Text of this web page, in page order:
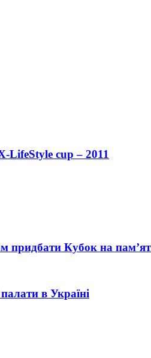
LifeStyle cup – 2011
придбати Кубок на
в Україні